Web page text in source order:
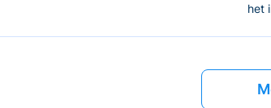
het